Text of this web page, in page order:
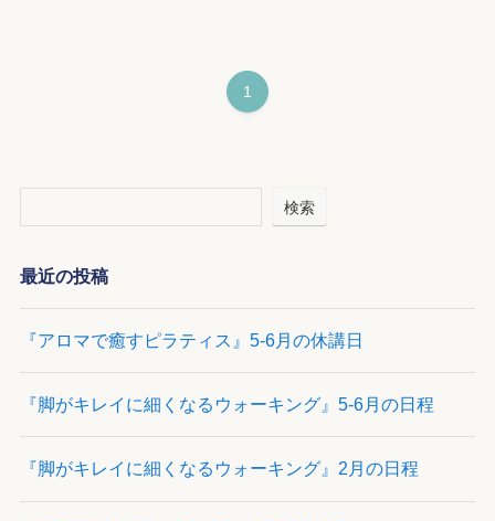
1
検索
最近の投稿
『アロマで癒すピラティス』5-6月の休講日
『脚がキレイに細くなるウォーキング』5-6月の日程
『脚がキレイに細くなるウォーキング』2月の日程